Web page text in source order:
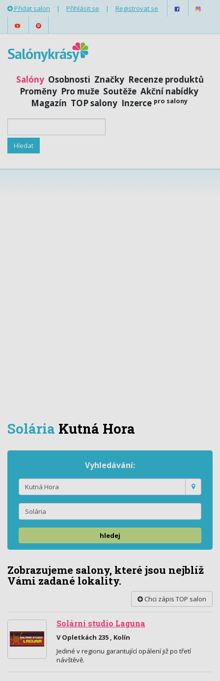
Přidat salon | Přihlásit se | Registrovat se
Salóny Osobnosti Značky Recenze produktů
Proměny Pro muže Soutěže Akční nabídky
Magazín TOP salony Inzerce pro salony
Solária Kutná Hora
Vyhledávání:
hledej
Zobrazujeme salony, které jsou nejblíž
Vámi zadané lokality.
Chci zápis TOP salon
Solární studio Laguna
V Opletkách 235 , Kolín
Jediné v regionu garantující opálení již po třetí
návštěvě.